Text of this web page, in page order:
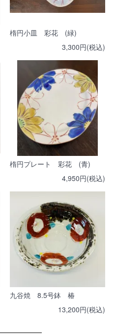
楕円小皿 彩花 (緑)
3,300円(税込)
楕円プレート 彩花 (青)
4,950円(税込)
九谷焼 8.5号鉢 椿
13,200円(税込)